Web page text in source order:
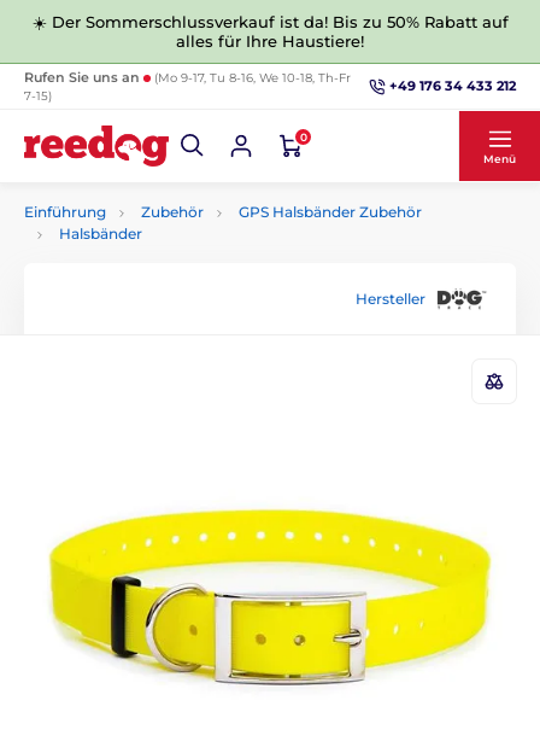
☀️ Der Sommerschlussverkauf ist da! Bis zu 50% Rabatt auf
alles für Ihre Haustiere!
Rufen Sie uns an
(Mo 9-17, Tu 8-16, We 10-18, Th-Fr
7-15)
+49 176 34 433 212
0
Menü
Einführung Zubehör
GPS Halsbänder Zubehör
Halsbänder
Hersteller